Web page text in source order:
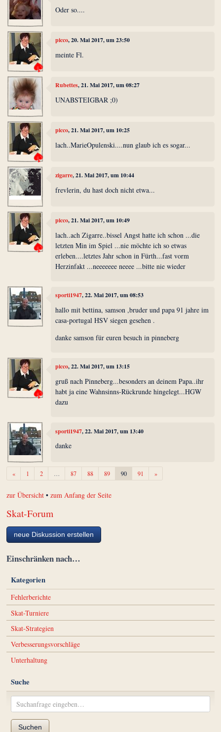
Oder so....
picco, 20. Mai 2017, um 23:50
meinte Fl.
Rubettes, 21. Mai 2017, um 08:27
UNABSTEIGBAR ;0)
picco, 21. Mai 2017, um 10:25
lach..MarieOpulenski....nun glaub ich es sogar...
zigarre, 21. Mai 2017, um 10:44
frevlerin, du hast doch nicht etwa...
picco, 21. Mai 2017, um 10:49
lach..ach Zigarre..bissel Angst hatte ich schon ...die
letzten Min im Spiel ...nie möchte ich so etwas
erleben....letztes Jahr schon in Fürth...fast vorm
Herzinfakt ...neeeeeee neeee ...bitte nie wieder
sporti1947, 22. Mai 2017, um 08:53
hallo mit bettina, samson ,bruder und papa 91 jahre im
casa-portugal HSV siegen gesehen .
danke samson für euren besuch in pinneberg
picco, 22. Mai 2017, um 13:15
gruß nach Pinneberg...besonders an deinem Papa..ihr
habt ja eine Wahnsinns-Rückrunde hingelegt...HGW
dazu
sporti1947, 22. Mai 2017, um 13:40
danke
«Zurück1 2 … 87 88 89 90 91 »Weiter
zur Übersicht •zum Anfang der Seite
Skat-Forum
neue Diskussion erstellen
Einschränken nach…
Kategorien
Fehlerberichte
Skat-Turniere
Skat-Strategien
Verbesserungsvorschläge
Unterhaltung
Suche
Suchen